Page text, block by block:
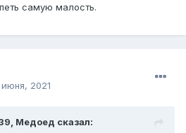
самую малость.
2021
Медоед сказал: